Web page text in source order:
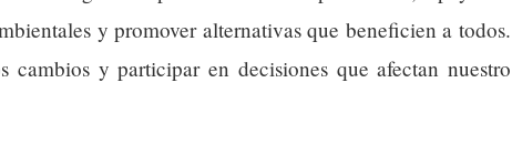
y promover alternativas que beneficien a todos.
cambios y participar en decisiones que afectan nuestro